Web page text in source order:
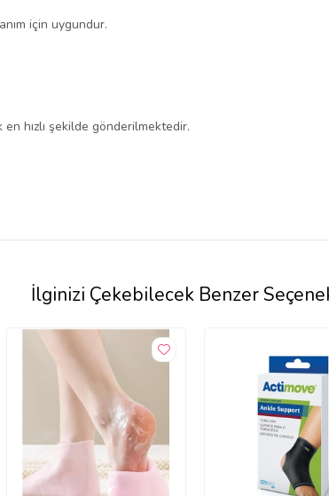
için uygundur.
hızlı şekilde gönderilmektedir.
İlginizi Çekebilecek Benzer